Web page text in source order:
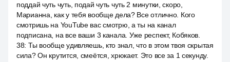
поддай чуть чуть, подай чуть чуть 2 минутки, скоро,
Марианна, как у тебя вообще дела? Все отлично. Кого
смотришь на YouTube вас смотрю, а ты на канал
подписана, на все ваши 3 канала. Уже респект, Кобяков.
38: Ты вообще удивляешь, кто знал, что в этом твоя скрытая
сила? Он крутится, смеётся, хрюкает. Это все за 1 секунду.